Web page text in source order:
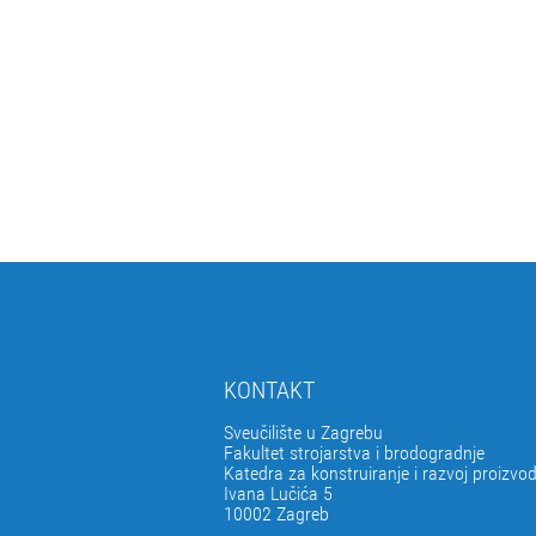
KONTAKT
Sveučilište u Zagrebu
Fakultet strojarstva i brodogradnje
Katedra za konstruiranje i razvoj
Ivana Lučića 5
10002 Zagreb